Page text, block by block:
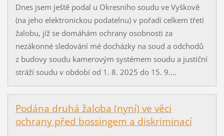
Dnes jsem ještě podal u Okresního soudu ve Vyškově
(na jeho elektronickou podatelnu) v pořadí celkem třetí
žalobu, jíž se domáhám ochrany osobnosti za
nezákonné sledování mé docházky na soud a odchodů
z budovy soudu kamerovým systémem soudu a justiční
stráží soudu v období od 1. 8. 2025 do 15. 9....
Podána druhá žaloba (nyní) ve věci
ochrany před bossingem a diskriminací